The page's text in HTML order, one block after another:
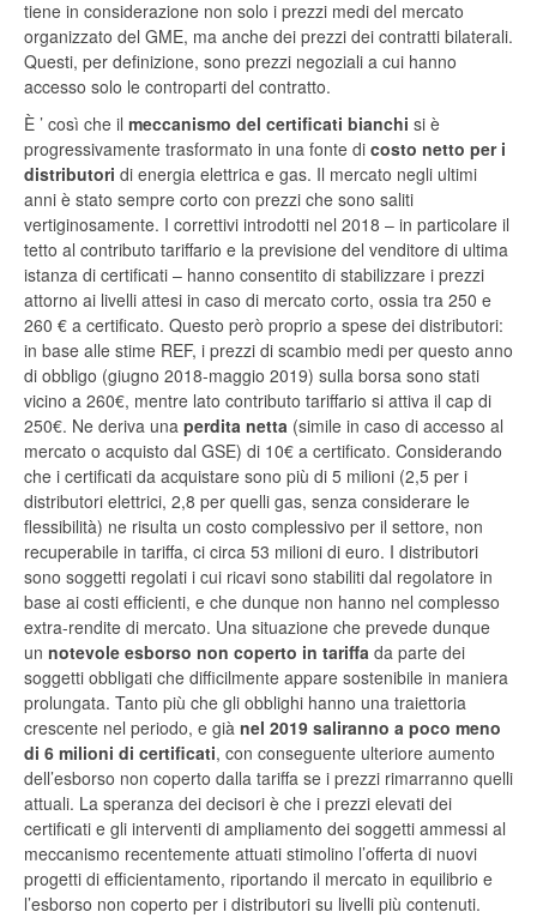
tiene in considerazione non solo i prezzi medi del mercato
organizzato del GME, ma anche dei prezzi dei contratti bilaterali.
Questi, per definizione, sono prezzi negoziali a cui hanno
accesso solo le controparti del contratto.
È ’ così che il meccanismo del certificati bianchi si è
progressivamente trasformato in una fonte di costo netto per i
distributori di energia elettrica e gas. Il mercato negli ultimi
anni è stato sempre corto con prezzi che sono saliti
vertiginosamente. I correttivi introdotti nel 2018 – in particolare il
tetto al contributo tariffario e la previsione del venditore di ultima
istanza di certificati – hanno consentito di stabilizzare i prezzi
attorno ai livelli attesi in caso di mercato corto, ossia tra 250 e
260 € a certificato. Questo però proprio a spese dei distributori:
in base alle stime REF, i prezzi di scambio medi per questo anno
di obbligo (giugno 2018-maggio 2019) sulla borsa sono stati
vicino a 260€, mentre lato contributo tariffario si attiva il cap di
250€. Ne deriva una perdita netta (simile in caso di accesso al
mercato o acquisto dal GSE) di 10€ a certificato. Considerando
che i certificati da acquistare sono più di 5 milioni (2,5 per i
distributori elettrici, 2,8 per quelli gas, senza considerare le
flessibilità) ne risulta un costo complessivo per il settore, non
recuperabile in tariffa, ci circa 53 milioni di euro. I distributori
sono soggetti regolati i cui ricavi sono stabiliti dal regolatore in
base ai costi efficienti, e che dunque non hanno nel complesso
extra-rendite di mercato. Una situazione che prevede dunque
un notevole esborso non coperto in tariffa da parte dei
soggetti obbligati che difficilmente appare sostenibile in maniera
prolungata. Tanto più che gli obblighi hanno una traiettoria
crescente nel periodo, e già nel 2019 saliranno a poco meno
di 6 milioni di certificati, con conseguente ulteriore aumento
dell’esborso non coperto dalla tariffa se i prezzi rimarranno quelli
attuali. La speranza dei decisori è che i prezzi elevati dei
certificati e gli interventi di ampliamento dei soggetti ammessi al
meccanismo recentemente attuati stimolino l’offerta di nuovi
progetti di efficientamento, riportando il mercato in equilibrio e
l’esborso non coperto per i distributori su livelli più contenuti.